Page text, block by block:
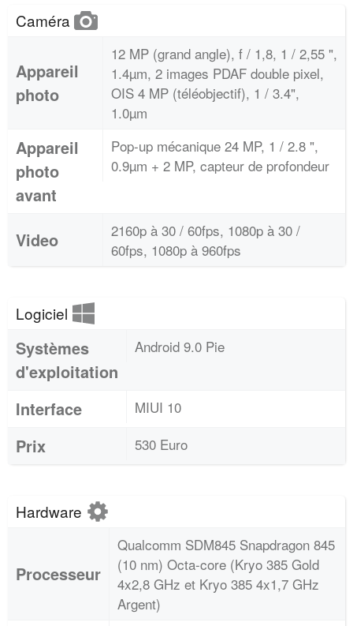
Caméra
Appareil
photo
12 MP (grand angle), f / 1,8, 1 / 2,55 ",
1.4µm, 2 images PDAF double pixel,
OIS 4 MP (téléobjectif), 1 / 3.4",
1.0µm
Appareil
photo
avant
Pop-up mécanique 24 MP, 1 / 2.8 ",
0.9µm + 2 MP, capteur de profondeur
Video
2160p à 30 / 60fps, 1080p à 30 /
60fps, 1080p à 960fps
Logiciel
Systèmes
d'exploitation
Android 9.0 Pie
Interface MIUI 10
Prix 530 Euro
Hardware
Processeur
Qualcomm SDM845 Snapdragon 845
(10 nm) Octa-core (Kryo 385 Gold
4x2,8 GHz et Kryo 385 4x1,7 GHz
Argent)